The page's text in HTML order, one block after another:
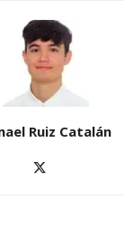
Ruiz Catalán